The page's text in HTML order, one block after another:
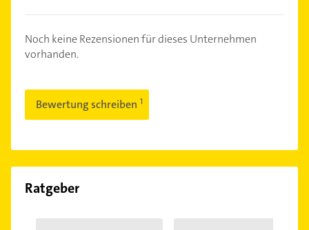
Noch keine Rezensionen für dieses Unternehmen
vorhanden.
Bewertung schreiben
Ratgeber